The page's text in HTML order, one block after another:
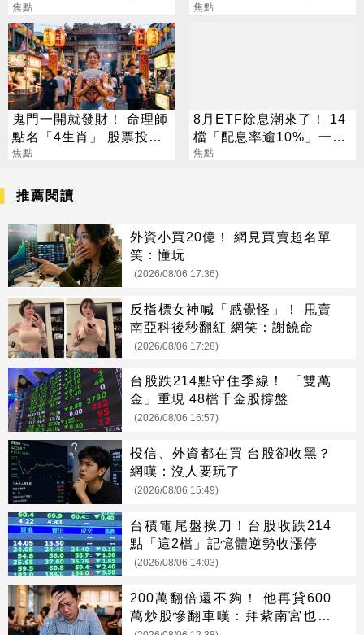
開罰15萬
焦點
錯
焦點
鬼門一開就發財！ 命理師
點名「4生肖」 股票投資
大翻身
焦點
8月ETF除息潮來了！ 14
檔「配息率逾10%」一次
看
焦點
推薦閱讀
外資小買20億！ 網見買賣超名單
笑：懂玩
(2026/08/06 17:36)
反指標女神喊「感覺怪」！ 甩賣
南亞科後秒翻紅 網笑：謝饒命
(2026/08/06 17:28)
台股跌214點守住季線！ 「雙萬
金」重現 48檔千金股撐盤
(2026/08/06 16:57)
投信、外資都在買 台股卻收黑？
網嘆：沒人要玩了
(2026/08/06 15:49)
台積電尾盤挨刀！台股收跌214
點「這2檔」記憶體逆勢收漲停
(2026/08/06 14:03)
200萬翻倍還不夠！ 他再貸600
萬炒股慘翻車嘆：拜紫南宮也沒